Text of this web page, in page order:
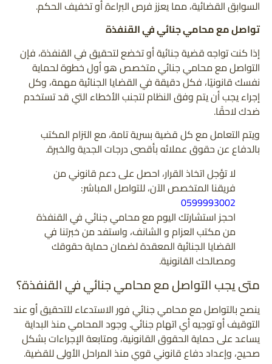
السوابق القضائية، مما يعزز فرص البراءة أو تخفيف الحكم.
تواصل مع محامي جنائي في القنفذة
إذا كنت تواجه قضية جنائية أو تخضع لتحقيق في القنفذة، فإن
التواصل مع محامي جنائي متخصص هو أول خطوة لحماية
نفسك قانونيًا، فكل دقيقة في القضايا الجنائية مهمة، وكل
إجراء يجب أن يتم وفق النظام لتجنب الأخطاء التي قد تستخدم
ضدك لاحقًا.
ويتم التعامل مع كل قضية بسرية تامة، مع التزام المكتب
بالدفاع عن حقوق عملائه بأقصى درجات الجدية والخبرة.
لا تؤجل اتخاذ القرار، احصل على دعم قانوني من
فريقنا المتخصص الآن، للتواصل المباشر:
0599993002
احجز استشارتك اليوم مع محامي جنائي في القنفذة
من مكتب العزام و الشانف، واستفد من خبرتنا في
القضايا الجنائية المعقدة لضمان حماية حقوقك
ومصالحك القانونية.
متى يجب التواصل مع محامي جنائي في القنفذة؟
ينصح بالتواصل مع محامي جنائي فور الاستدعاء للتحقيق أو عند
التوقيف أو توجيه أي اتهام جنائي. وجود المحامي منذ البداية
يساعد على حماية الحقوق القانونية، ومتابعة الإجراءات بشكل
صحيح، وإعداد دفاع قانوني قوي منذ المراحل الأولى للقضية.